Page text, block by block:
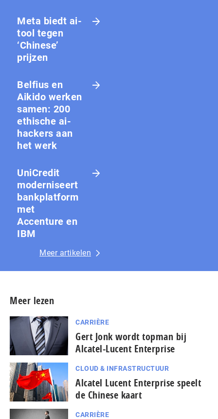
Meta biedt ai-
tool tegen
‘Chinese’
prijzen
Belfius en
Aikido werken
samen: 200
ethische ai-
hackers aan
het werk
UniCredit
moderniseert
bankplatform
met
Accenture en
IBM
Meer artikelen
Meer lezen
CARRIÈRE
Gert Jonk wordt topman bij
Alcatel-Lucent Enterprise
CLOUD & INFRASTRUCTUUR
Alcatel Lucent Enterprise speelt
de Chinese kaart
CARRIÈRE